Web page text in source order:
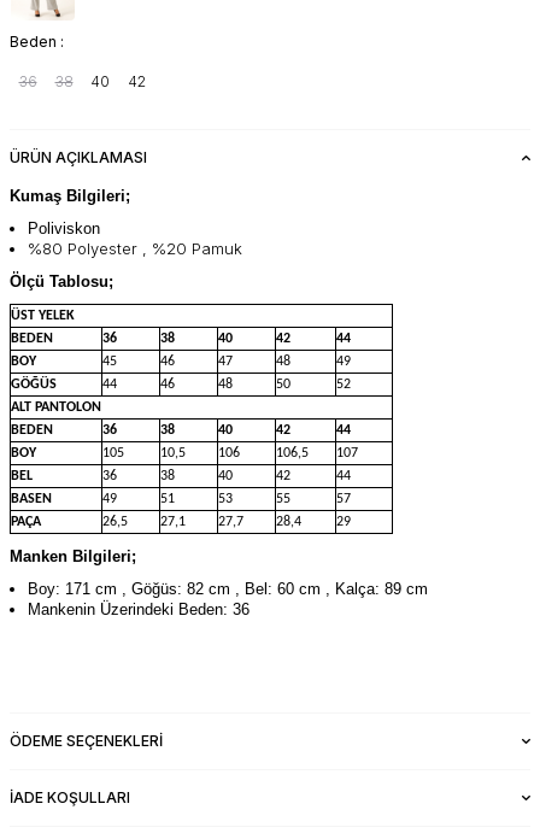
Beden :
36 38 40 42
ÜRÜN AÇIKLAMASI
Kumaş Bilgileri;
Poliviskon
%80 Polyester , %20 Pamuk
Ölçü Tablosu;
ÜST YELEK
BEDEN
36 38 40 42
44
BOY
45 46 47 48
49
GÖĞÜS
44 46 48 50
52
ALT PANTOLON
BEDEN
36 38 40 42
44
BOY
105 10,5 106 106,5
107
BEL
36 38 40 42
44
BASEN
49 51 53 55
57
PAÇA
26,5 27,1 27,7 28,4 29
Manken Bilgileri;
Boy: 171 cm , Göğüs: 82 cm , Bel: 60 cm , Kalça: 89 cm
Mankenin Üzerindeki Beden: 36
ÖDEME SEÇENEKLERI
İADE KOŞULLARI